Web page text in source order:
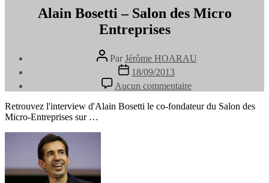
Alain Bosetti – Salon des Micro
Entreprises
Auteur
de
l’article
Par Jérôme HOARAU
Date
l’article
18/09/2013
Aucun commentaire
Alain
Bosetti
Retrouvez l'interview d'Alain Bosetti le co-fondateur du Salon des
Micro-Entreprises sur …